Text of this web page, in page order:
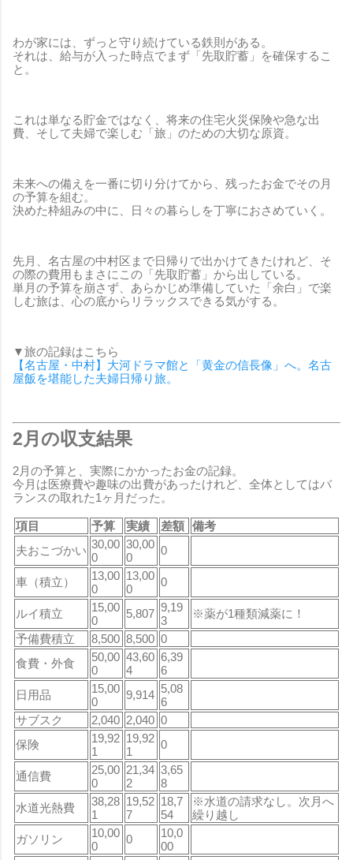
わが家には、ずっと守り続けている鉄則がある。
それは、給与が入った時点でまず「先取貯蓄」を確保するこ
と。
これは単なる貯金ではなく、将来の住宅火災保険や急な出
費、そして夫婦で楽しむ「旅」のための大切な原資。
未来への備えを一番に切り分けてから、残ったお金でその月
の予算を組む。
決めた枠組みの中に、日々の暮らしを丁寧におさめていく。
先月、名古屋の中村区まで日帰りで出かけてきたけれど、そ
の際の費用もまさにこの「先取貯蓄」から出している。
単月の予算を崩さず、あらかじめ準備していた「余白」で楽
しむ旅は、心の底からリラックスできる気がする。
▼旅の記録はこちら
【名古屋・中村】大河ドラマ館と「黄金の信長像」へ。名古
屋飯を堪能した夫婦日帰り旅。
2月の収支結果
2月の予算と、実際にかかったお金の記録。
今月は医療費や趣味の出費があったけれど、全体としてはバ
ランスの取れた1ヶ月だった。
項目 予算 実績 差額 備考
夫おこづかい 30,00
0
30,00
0
0
車（積立）
13,00
0
13,00
0
0
ルイ積立
15,00
0
5,807 9,19
3
※薬が1種類減薬に！
予備費積立
8,500 8,500 0
食費・外食
50,00
0
43,60
4
6,39
6
日用品
15,00
0
9,914 5,08
6
サブスク
2,040 2,040 0
保険
19,92
1
19,92
1
0
通信費
25,00
0
21,34
2
3,65
8
水道光熱費
38,28
1
19,52
7
18,7
54
※水道の請求なし。次月へ
繰り越し
ガソリン
10,00
0
0
10,0
00